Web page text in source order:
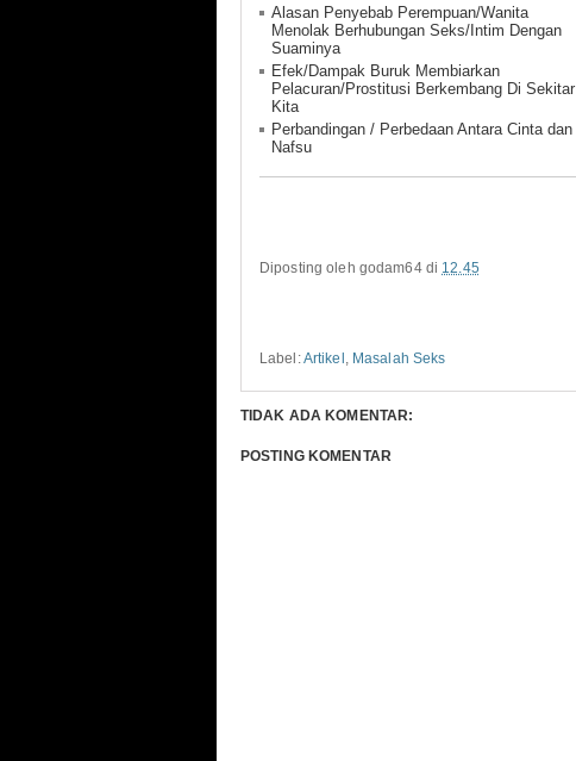
Alasan Penyebab Perempuan/Wanita
Menolak Berhubungan Seks/Intim Dengan
Suaminya
Efek/Dampak Buruk Membiarkan
Pelacuran/Prostitusi Berkembang Di Sekitar
Kita
Perbandingan / Perbedaan Antara Cinta dan
Nafsu
Diposting oleh godam64 di 12.45
Label:Artikel Masalah Seks
TIDAK ADA KOMENTAR:
POSTING KOMENTAR